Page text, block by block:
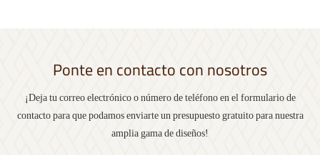
Ponte en contacto con nosotros
¡Deja tu correo electrónico o número de teléfono en el formulario de
contacto para que podamos enviarte un presupuesto gratuito para nuestra
amplia gama de diseños!